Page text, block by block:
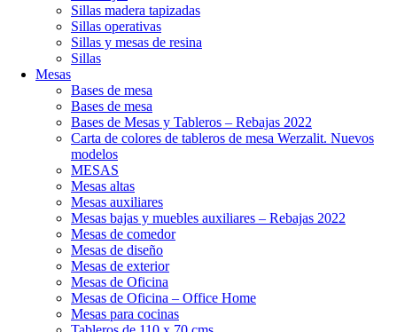
Sillas madera tapizadas
Sillas operativas
Sillas y mesas de resina
Sillas
Mesas
Bases de mesa
Bases de mesa
Bases de Mesas y Tableros – Rebajas 2022
Carta de colores de tableros de mesa Werzalit. Nuevos
modelos
MESAS
Mesas altas
Mesas auxiliares
Mesas bajas y muebles auxiliares – Rebajas 2022
Mesas de comedor
Mesas de diseño
Mesas de exterior
Mesas de Oficina
Mesas de Oficina – Office Home
Mesas para cocinas